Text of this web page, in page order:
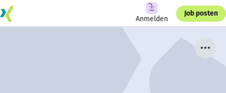
Anmelden
Job posten